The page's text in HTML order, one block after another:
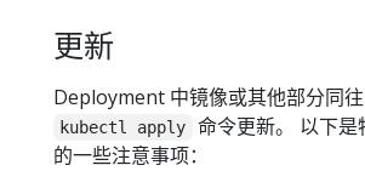
更新
Deployment 中镜像或其他部分同
kubectl apply
命令更新。 以下
的一些注意事项：